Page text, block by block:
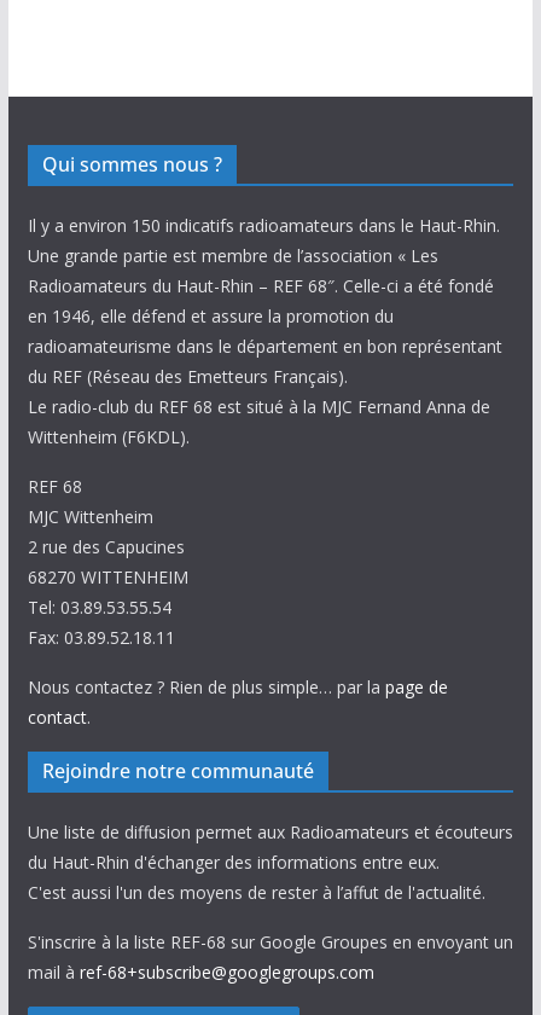
Qui sommes nous ?
Il y a environ 150 indicatifs radioamateurs dans le Haut-Rhin.
Une grande partie est membre de l’association « Les
Radioamateurs du Haut-Rhin – REF 68″. Celle-ci a été fondé
en 1946, elle défend et assure la promotion du
radioamateurisme dans le département en bon représentant
du REF (Réseau des Emetteurs Français).
Le radio-club du REF 68 est situé à la MJC Fernand Anna de
Wittenheim (F6KDL).
REF 68
MJC Wittenheim
2 rue des Capucines
68270 WITTENHEIM
Tel: 03.89.53.55.54
Fax: 03.89.52.18.11
Nous contactez ? Rien de plus simple… par la page de
contact.
Rejoindre notre communauté
Une liste de diffusion permet aux Radioamateurs et écouteurs
du Haut-Rhin d'échanger des informations entre eux.
C'est aussi l'un des moyens de rester à l’affut de l'actualité.
S'inscrire à la liste REF-68 sur Google Groupes en envoyant un
mail à ref-68+subscribe@googlegroups.com